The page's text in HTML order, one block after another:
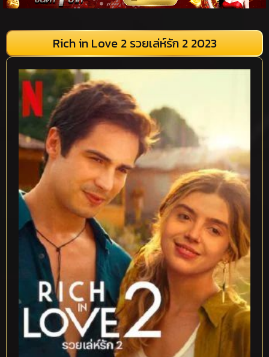
Rich in Love 2 รวยเล่ห์รัก 2 2023